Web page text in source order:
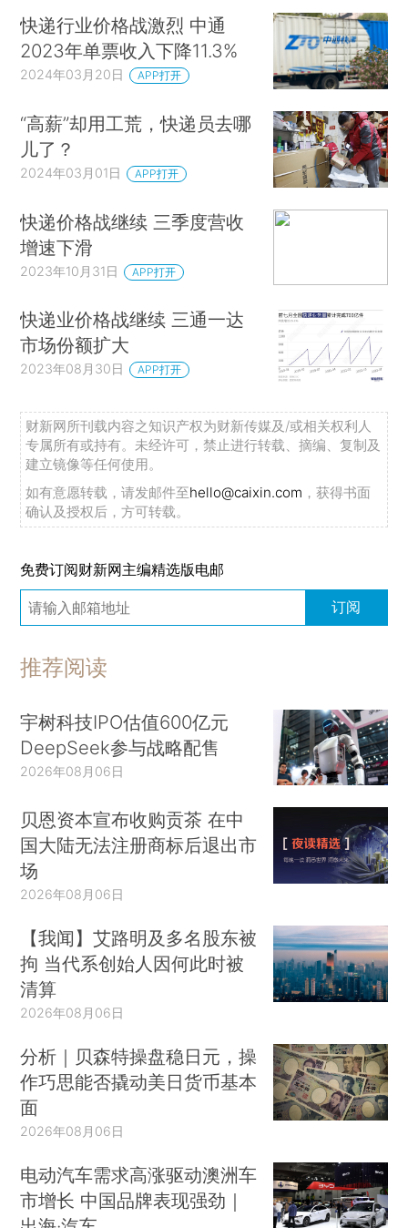
快递行业价格战激烈 中通
2023年单票收入下降11.3%
2024年03月20日 APP打开
“高薪”却用工荒，快递员去哪
儿了？
2024年03月01日 APP打开
快递价格战继续 三季度营收
增速下滑
2023年10月31日 APP打开
快递业价格战继续 三通一达
市场份额扩大
2023年08月30日 APP打开
财新网所刊载内容之知识产权为财新传媒及/或相关权利人
专属所有或持有。未经许可，禁止进行转载、摘编、复制及
建立镜像等任何使用。
如有意愿转载，请发邮件至hello@caixin.com ，获得书面
确认及授权后，方可转载。
免费订阅财新网主编精选版电邮
订阅
推荐阅读
宇树科技IPO估值600亿元
DeepSeek参与战略配售
2026年08月06日
贝恩资本宣布收购贡茶 在中
国大陆无法注册商标后退出市
场
2026年08月06日
【我闻】艾路明及多名股东被
拘 当代系创始人因何此时被
清算
2026年08月06日
分析｜贝森特操盘稳日元，操
作巧思能否撬动美日货币基本
面
2026年08月06日
电动汽车需求高涨驱动澳洲车
市增长 中国品牌表现强劲｜